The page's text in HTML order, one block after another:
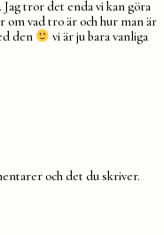
tror det enda vi kan göra
vad tro är och hur man är
den
vi är ju bara vanliga
och det du skriver.